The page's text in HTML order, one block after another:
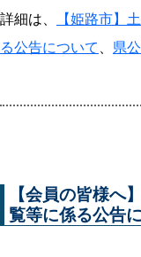
詳細は、
【姫路市】
る公告について
県
【会員の皆様へ
覧等に係る公告